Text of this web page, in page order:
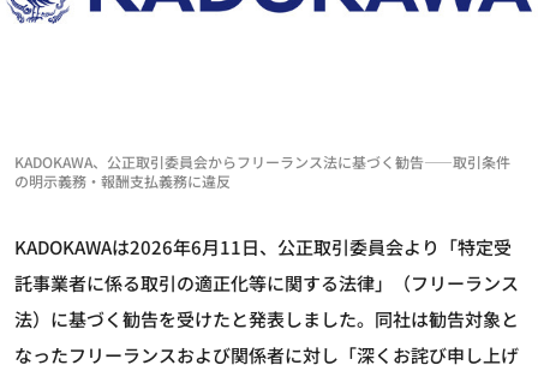
KADOKAWA、公正取引委員会からフリーランス法に基づく勧告——取引条件
の明示義務・報酬支払義務に違反
KADOKAWAは2026年6月11日、公正取引委員会より「特定受
託事業者に係る取引の適正化等に関する法律」（フリーランス
法）に基づく勧告を受けたと発表しました。同社は勧告対象と
なったフリーランスおよび関係者に対し「深くお詫び申し上げ